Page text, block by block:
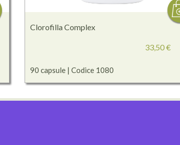
Clorofilla Complex
90 capsule | Codice 1080
33,50 €